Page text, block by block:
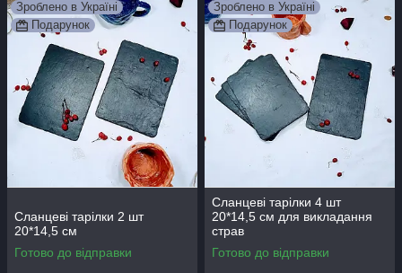
Зроблено в Україні
Подарунок
Сланцеві тарілки 2 шт
20*14,5 см
Готово до відправки
Зроблено в Україні
Подарунок
Сланцеві тарілки 4 шт
20*14,5 см для викладання
страв
Готово до відправки